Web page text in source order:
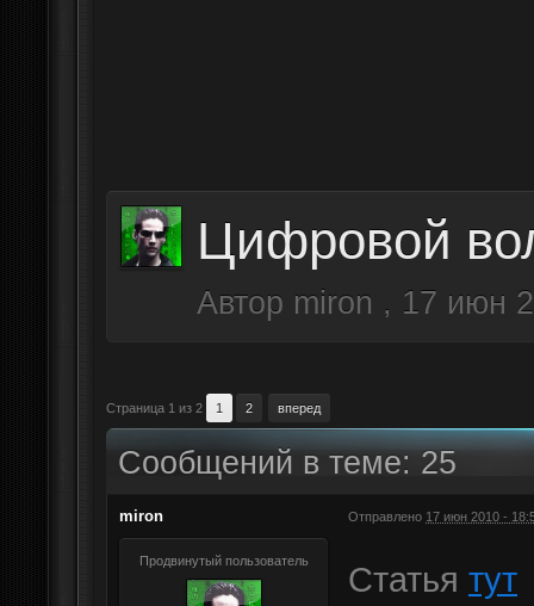
Цифровой
Автор miron , 17 июн
Страница 1 из 2 1 2 вперед
Сообщений в теме: 25
miron Отправлено 17 июн 2010 -
Продвинутый пользователь Статья тут